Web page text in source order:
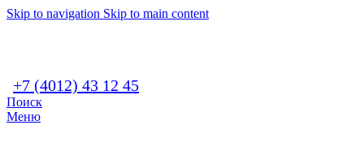
Skip to navigation Skip to main content
+7 (4012) 43 12 45
Поиск
Меню